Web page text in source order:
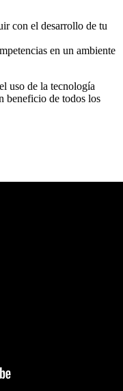
con el desarrollo de tu
en un ambiente
uso de la tecnología
beneficio de todos los